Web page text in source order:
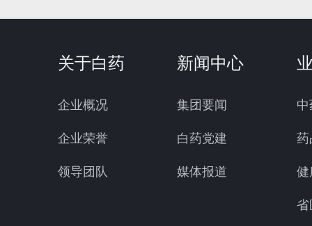
关于白药
企业概况
企业荣誉
领导团队
新闻中心
集团要闻
白药党建
媒体报道
药
健
省